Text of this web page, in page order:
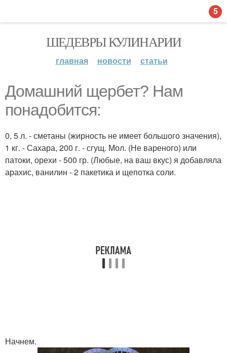
ШЕДЕВРЫ КУЛИНАРИИ
главная новости статьи
Домашний щербет? Нам
понадобится:
0, 5 л. - сметаны (жирность не имеет большого значения),
1 кг. - Сахара, 200 г. - сгущ. Мол. (Не вареного) или
патоки, орехи - 500 гр. (Любые, на ваш вкус) я добавляла
арахис, ванилин - 2 пакетика и щепотка соли.
Начнем.
5